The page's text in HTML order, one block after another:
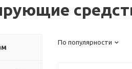
По популярности